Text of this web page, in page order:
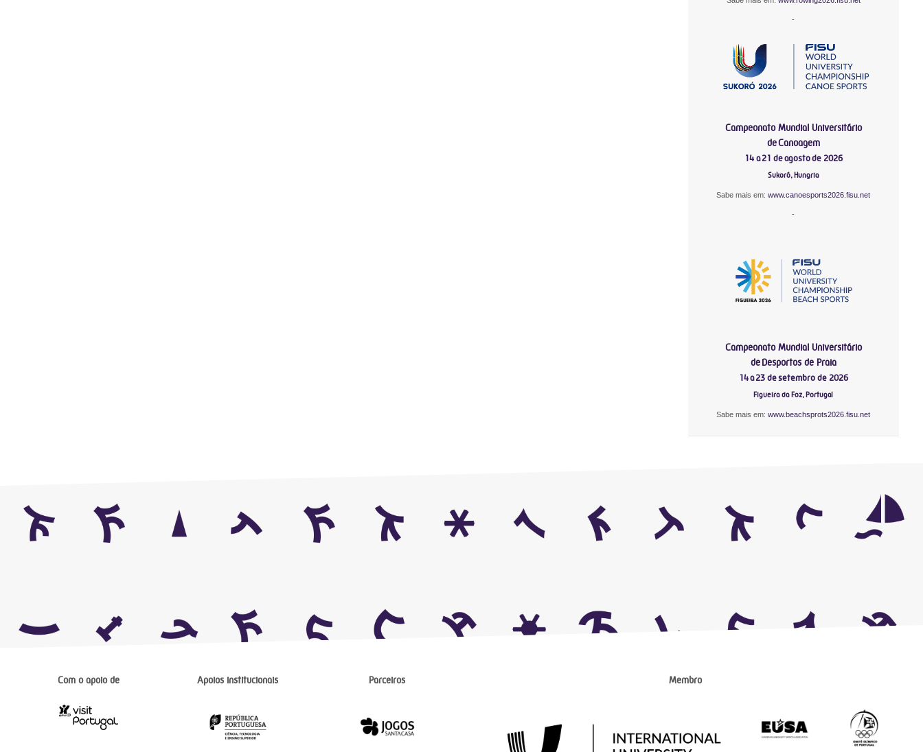
-
Campeonato Mundial Universitário
de Canoagem
14 a 21 de agosto de 2026
Sukoró, Hungria
Sabe mais em:www.canoesports2026.fisu.net
-
Campeonato Mundial Universitário
de Desportos de Praia
14 a 23 de setembro de 2026
Figueira da Foz, Portugal
Sabe mais em:www.beachsprots2026.fisu.net
Com o apoio de Apoios institucionais Parceiros Membro